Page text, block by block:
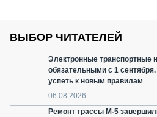
ВЫБОР ЧИТАТЕЛЕЙ
Электронные транспортные
обязательными с 1
успеть к новым правилам
06.08.2026
Ремонт трассы М-5